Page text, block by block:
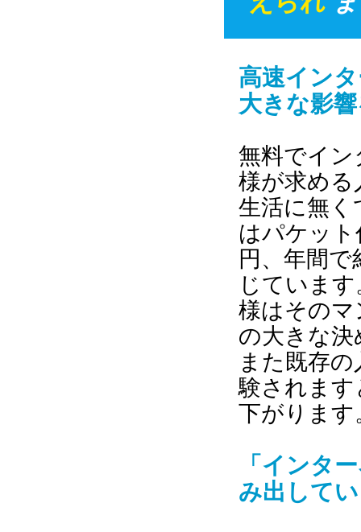
高速イン
大きな影
無料でイン
様が求める
生活に無
はパケッ
円、年間
じていま
様はそのマ
の大きな
また既存
験されま
下がります
「インタ
み出して